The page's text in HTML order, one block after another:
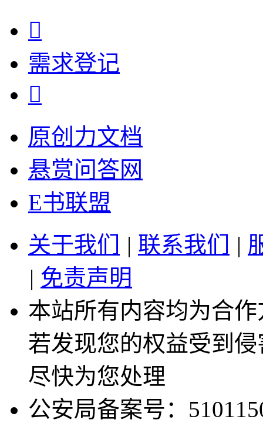

需求登记

原创力文档
悬赏问答网
E书联盟
关于我们
| 联系我们 |
| 免责声明
本站所有内容均为合
若发现您的权益受到
尽快为您处理
公安局备案号：